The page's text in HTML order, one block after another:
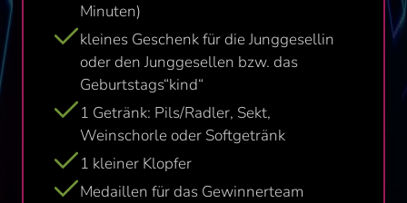
Minuten)
kleines Geschenk für die Junggesellin
oder den Junggesellen bzw. das
Geburtstags“kind“
1 Getränk: Pils/Radler, Sekt,
Weinschorle oder Softgetränk
1 kleiner Klopfer
Medaillen für das Gewinnerteam